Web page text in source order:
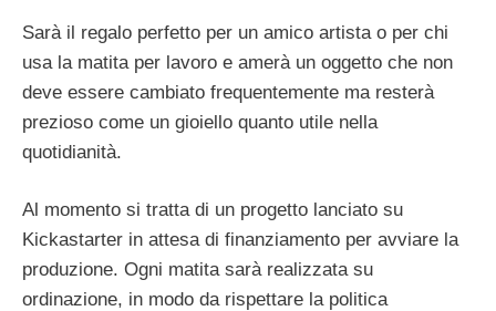
Sarà il regalo perfetto per un amico artista o per chi
usa la matita per lavoro e amerà un oggetto che non
deve essere cambiato frequentemente ma resterà
prezioso come un gioiello quanto utile nella
quotidianità.
Al momento si tratta di un progetto lanciato su
Kickastarter in attesa di finanziamento per avviare la
produzione. Ogni matita sarà realizzata su
ordinazione, in modo da rispettare la politica